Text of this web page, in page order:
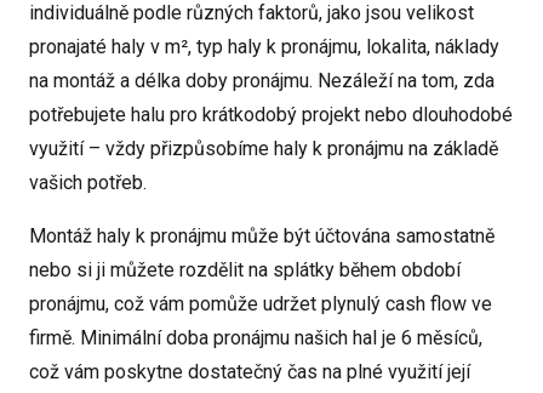
individuálně podle různých faktorů, jako jsou velikost
pronajaté haly v m², typ haly k pronájmu, lokalita, náklady
na montáž a délka doby pronájmu. Nezáleží na tom, zda
potřebujete halu pro krátkodobý projekt nebo dlouhodobé
využití – vždy přizpůsobíme haly k pronájmu na základě
vašich potřeb.
Montáž haly k pronájmu může být účtována samostatně
nebo si ji můžete rozdělit na splátky během období
pronájmu, což vám pomůže udržet plynulý cash flow ve
firmě. Minimální doba pronájmu našich hal je 6 měsíců,
což vám poskytne dostatečný čas na plné využití její